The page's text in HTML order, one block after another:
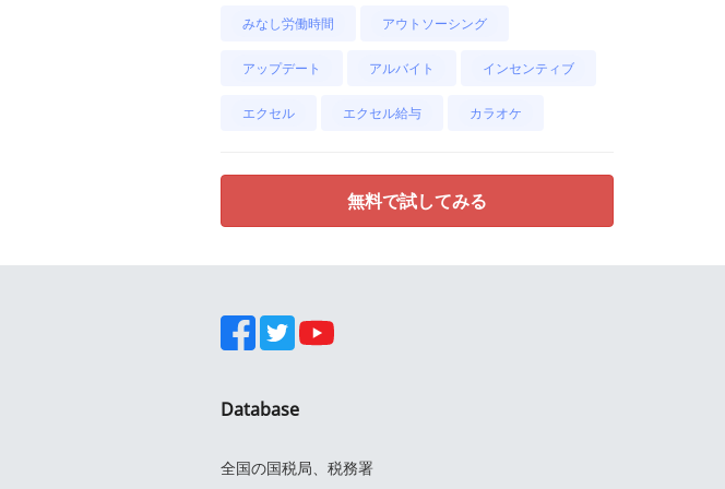
みなし労働時間 アウトソーシング
アップデート アルバイト インセンティブ
エクセル エクセル給与 カラオケ
無料で試してみる
Database
全国の国税局、税務署